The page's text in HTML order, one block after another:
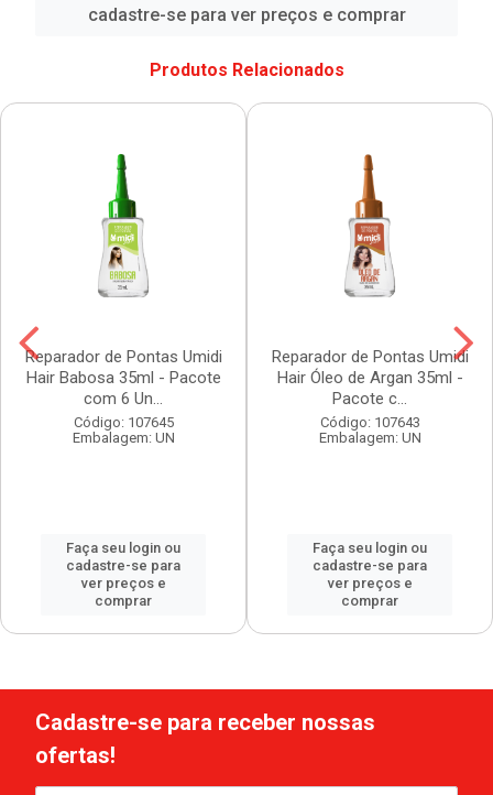
cadastre-se para ver preços e comprar
Produtos Relacionados
Reparador de Pontas Umidi
Hair Babosa 35ml - Pacote
com 6 Un...
Código: 107645
Embalagem: UN
Faça seu login ou
cadastre-se para
ver preços e
comprar
Reparador de Pontas Umidi
Hair Óleo de Argan 35ml -
Pacote c...
Código: 107643
Embalagem: UN
Faça seu login ou
cadastre-se para
ver preços e
comprar
Cadastre-se para receber nossas
ofertas!